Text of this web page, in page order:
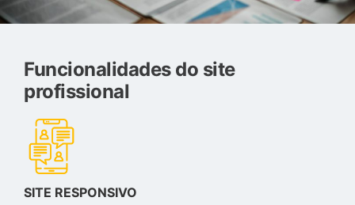
Funcionalidades do site
profissional
SITE RESPONSIVO